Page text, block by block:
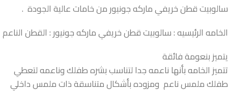
سالوبيت قطن خريفي ماركه جونيور من خامات عالية الجودة .
الخامه الرئيسيه : سالوبيت قطن خريفي ماركه جونيور : القطن الناعم
يتميز بنعومة فائقة
تتميز الخامه بأنها ناعمه جدا لتناسب بشره طفلك وناعمه لتعطي
طفلك ملمس ناعم ومزوده بأشكال متناسقة ذات ملمس داخلي